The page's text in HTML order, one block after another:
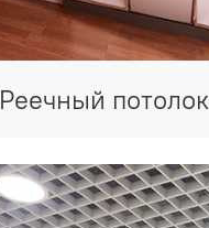
Реечный потолок